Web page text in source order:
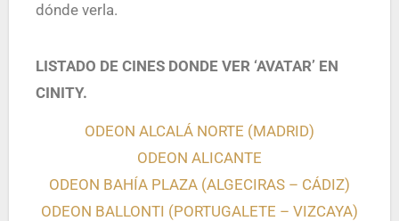
dónde verla.
LISTADO DE CINES DONDE VER ‘AVATAR’ EN
CINITY.
ODEON ALCALÁ NORTE (MADRID)
ODEON ALICANTE
ODEON BAHÍA PLAZA (ALGECIRAS – CÁDIZ)
ODEON BALLONTI (PORTUGALETE – VIZCAYA)